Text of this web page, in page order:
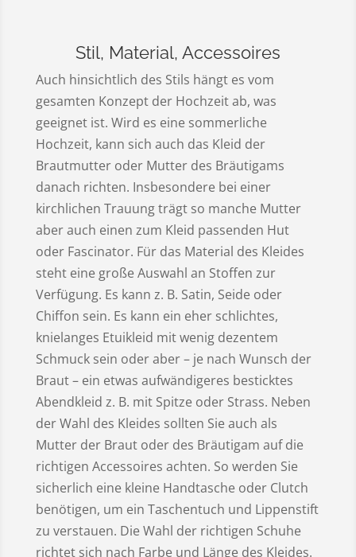
Stil, Material, Accessoires
Auch hinsichtlich des Stils hängt es vom
gesamten Konzept der Hochzeit ab, was
geeignet ist. Wird es eine sommerliche
Hochzeit, kann sich auch das Kleid der
Brautmutter oder Mutter des Bräutigams
danach richten. Insbesondere bei einer
kirchlichen Trauung trägt so manche Mutter
aber auch einen zum Kleid passenden Hut
oder Fascinator. Für das Material des Kleides
steht eine große Auswahl an Stoffen zur
Verfügung. Es kann z. B. Satin, Seide oder
Chiffon sein. Es kann ein eher schlichtes,
knielanges Etuikleid mit wenig dezentem
Schmuck sein oder aber – je nach Wunsch der
Braut – ein etwas aufwändigeres besticktes
Abendkleid z. B. mit Spitze oder Strass. Neben
der Wahl des Kleides sollten Sie auch als
Mutter der Braut oder des Bräutigam auf die
richtigen Accessoires achten. So werden Sie
sicherlich eine kleine Handtasche oder Clutch
benötigen, um ein Taschentuch und Lippenstift
zu verstauen. Die Wahl der richtigen Schuhe
richtet sich nach Farbe und Länge des Kleides.